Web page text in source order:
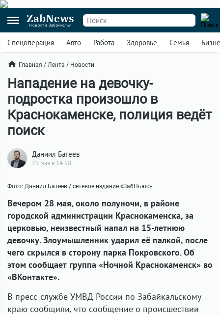
ZabNews
Новости Забайкалья
Спецоперация Авто Работа Здоровье Семья
Главная / Лента / Новости
Нападение на девочку-
подростка произошло в
Краснокаменске, полиция ведёт
поиск
Даниил Батеев
29 мая в 14:58
Фото: Даниил Батеев / сетевое издание «ЗабНьюс»
Вечером 28 мая, около полуночи, в районе
городской администрации Краснокаменска, за
церковью, неизвестный напал на 15-летнюю
девочку. Злоумышленник ударил её палкой, после
чего скрылся в сторону парка Покровского. Об
этом сообщает группа «Ночной Краснокаменск» во
«ВКонтакте».
В пресс-службе УМВД России по Забайкальскому
краю сообщили, что сообщение о происшествии